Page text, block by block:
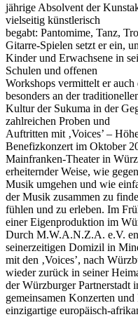
jährige Absolvent der
vielseitig künstlerisch
begabt: Pantomime, Tanz,
Gitarre-Spielen setzt er ein,
Kinder und Erwachsene in
Schulen und offenen
Workshops vermittelt er auch
besonders an der
Kultur der Sukuma in der
zahlreichen Proben und
Auftritten mit ‚Voices’ –
Benefizkonzert im Oktober
Mainfranken-Theater in
erheiternder Weise, wie
Musik umgehen und wie
der Musik zusammen zu
fühlen und zu erleben. Im
einer Eigenproduktion im
Durch M.W.A.N.Z.A. e.V.
seinerzeitigen Domizil in
mit den ‚Voices’, nach
wieder zurück in seiner
der Würzburger Partnerstadt
gemeinsamen Konzerten
einzigartige europäisch-